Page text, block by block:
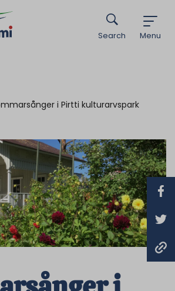
Menu
Search
i Pirtti kulturarvspark